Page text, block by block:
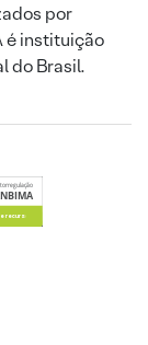
por
é instituição
do Brasil.